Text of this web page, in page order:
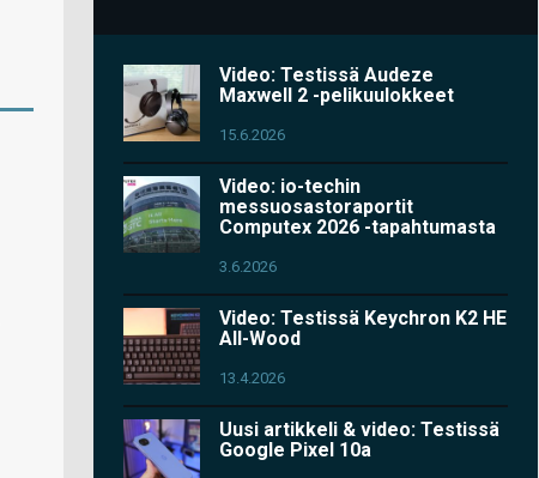
Video: Testissä Audeze
Maxwell 2 -pelikuulokkeet
15.6.2026
Video: io-techin
messuosastoraportit
Computex 2026 -tapahtumasta
3.6.2026
Video: Testissä Keychron K2 HE
All-Wood
13.4.2026
Uusi artikkeli & video: Testissä
Google Pixel 10a